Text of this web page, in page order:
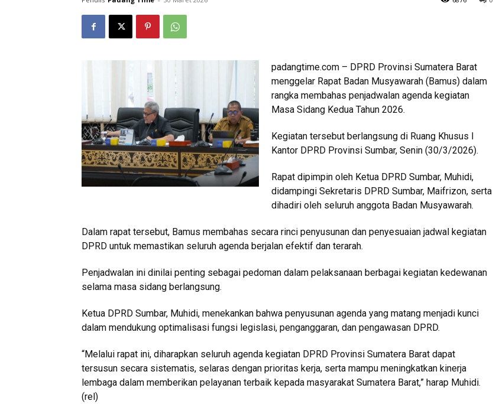
padangtime.com – DPRD Provinsi Sumatera Barat
menggelar Rapat Badan Musyawarah (Bamus) dalam
rangka membahas penjadwalan agenda kegiatan
Masa Sidang Kedua Tahun 2026.
Kegiatan tersebut berlangsung di Ruang Khusus I
Kantor DPRD Provinsi Sumbar, Senin (30/3/2026).
Rapat dipimpin oleh Ketua DPRD Sumbar, Muhidi,
didampingi Sekretaris DPRD Sumbar, Maifrizon, serta
dihadiri oleh seluruh anggota Badan Musyawarah.
Dalam rapat tersebut, Bamus membahas secara rinci penyusunan dan penyesuaian jadwal kegiatan
DPRD untuk memastikan seluruh agenda berjalan efektif dan terarah.
Penjadwalan ini dinilai penting sebagai pedoman dalam pelaksanaan berbagai kegiatan kedewanan
selama masa sidang berlangsung.
Ketua DPRD Sumbar, Muhidi, menekankan bahwa penyusunan agenda yang matang menjadi kunci
dalam mendukung optimalisasi fungsi legislasi, penganggaran, dan pengawasan DPRD.
“Melalui rapat ini, diharapkan seluruh agenda kegiatan DPRD Provinsi Sumatera Barat dapat
tersusun secara sistematis, selaras dengan prioritas kerja, serta mampu meningkatkan kinerja
lembaga dalam memberikan pelayanan terbaik kepada masyarakat Sumatera Barat,” harap Muhidi.
(rel)